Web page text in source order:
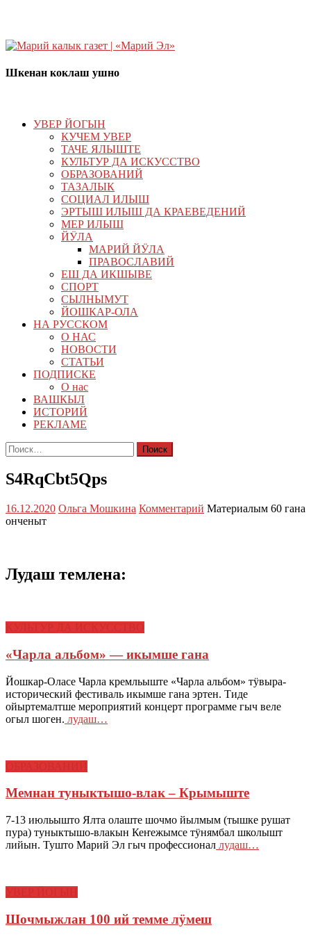
Шкенан коклаш ушно
УВЕР ЙОГЫН
КУЧЕМ УВЕР
ТАЧЕ ЯЛЫШТЕ
КУЛЬТУР ДА ИСКУССТВО
ОБРАЗОВАНИЙ
ТАЗАЛЫК
СОЦИАЛ ИЛЫШ
ЭРТЫШ ИЛЫШ ДА КРАЕВЕДЕНИЙ
МЕР ИЛЫШ
ЙӰЛА
МАРИЙ ЙӰЛА
ПРАВОСЛАВИЙ
ЕШ ДА ИКШЫВЕ
СПОРТ
СЫЛНЫМУТ
ЙОШКАР-ОЛА
НА РУССКОМ
О НАС
НОВОСТИ
СТАТЬИ
ПОДПИСКЕ
О нас
ВАШКЫЛ
ИСТОРИЙ
РЕКЛАМЕ
Найти:
S4RqCbt5Qps
16.12.2020 Ольга Мошкина Комментарий Материалым 60 гана
онченыт
Лудаш темлена:
«Чарла альбом» — икымше гана
Йошкар-Оласе Чарла кремльыште «Чарла альбом» тӱвыра-
исторический фестиваль икымше гана эртен. Тиде
ойыртемалтше мероприятий концерт программе гыч веле
огыл шоген. лудаш…
Мемнан туныктышо-влак – Крымыште
7-13 июльышто Ялта олаште шочмо йылмым (тышке рушат
пура) туныктышо-влакын Кеҥежымсе тӱнямбал школышт
лийын. Тушто Марий Эл гыч профессионал лудаш…
Шочмыжлан 100 ий темме лӱмеш